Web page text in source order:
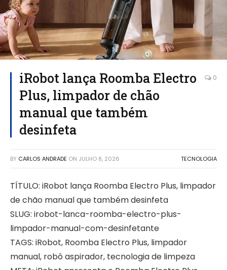
iRobot lança Roomba Electro
Plus, limpador de chão
manual que também
desinfeta
0
BY CARLOS ANDRADE ON JULHO 8, 2026 TECNOLOGIA
TÍTULO: iRobot lança Roomba Electro Plus, limpador
de chão manual que também desinfeta
SLUG: irobot-lanca-roomba-electro-plus-
limpador-manual-com-desinfetante
TAGS: iRobot, Roomba Electro Plus, limpador
manual, robô aspirador, tecnologia de limpeza